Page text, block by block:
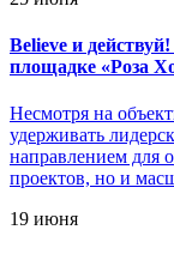
Believe и
площадке «Роза
Несмотря на
удерживать
направлением для
проектов, но и
19 июня